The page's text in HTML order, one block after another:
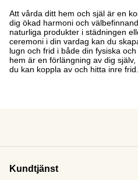
Att vårda ditt hem och själ är en
dig ökad harmoni och
naturliga produkter i städningen
ceremoni i din vardag kan du
lugn och frid i både din fysiska
hem är en förlängning av dig
du kan koppla av och hitta inre frid.
Kundtjänst